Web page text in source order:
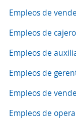
Empleos de
Empleos de
Empleos de
Empleos de
Empleos de
Empleos de